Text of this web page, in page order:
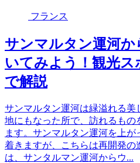
フランス
サンマルタン運河
いてみよう！観光ス
で解説
サンマルタン運河は緑溢れる美
地にもなった所で、訪れるも
ます。サンマルタン運河を上が
着きますが、こちらは再開発
は、サンタルマン運河からウ...